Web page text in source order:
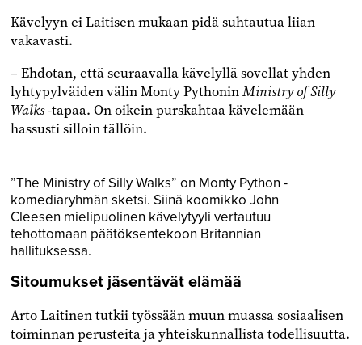
Kävelyyn ei Laitisen mukaan pidä suhtautua liian
vakavasti.
– Ehdotan, että seuraavalla kävelyllä sovellat yhden
lyhtypylväiden välin Monty PythoninMinistry of Silly
Walks-tapaa. On oikein purskahtaa kävelemään
hassusti silloin tällöin.
”The Ministry of Silly Walks” on Monty Python -
komediaryhmän sketsi. Siinä koomikko John
Cleesen mielipuolinen kävelytyyli vertautuu
tehottomaan päätöksentekoon Britannian
hallituksessa.
Sitoumukset jäsentävät elämää
Arto Laitinen tutkii työssään muun muassa sosiaalisen
toiminnan perusteita ja yhteiskunnallista todellisuutta.